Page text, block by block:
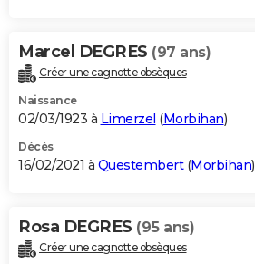
Marcel DEGRES (97 ans)
Créer une cagnotte obsèques
Naissance
02/03/1923 à Limerzel (Morbihan)
Décès
16/02/2021 à Questembert(Morbihan)
Rosa DEGRES (95 ans)
Créer une cagnotte obsèques